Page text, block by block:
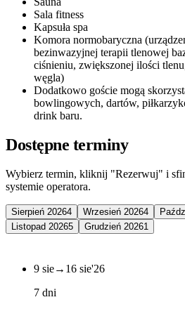
Sala fitness
Kapsuła spa
Komora normobaryczna
bezinwazyjnej terapii tlenowej
ciśnieniu, zwiększonej ilości
węgla)
Dodatkowo goście mogą
bowlingowych, dartów,
drink baru.
Dostępne terminy
Wybierz termin, kliknij "Rezerwuj" i
systemie operatora.
Sierpień 20264 Wrzesień 20264
Listopad 20265 Grudzień 20261
9 sie→ 16 sie'26
7 dni